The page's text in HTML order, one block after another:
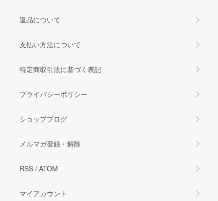
返品について
支払い方法について
特定商取引法に基づく表記
プライバシーポリシー
ショップブログ
メルマガ登録・解除
RSS / ATOM
マイアカウント